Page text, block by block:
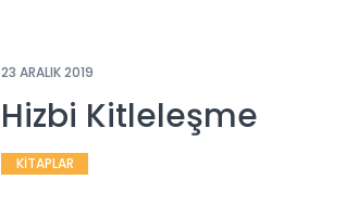
23 ARALIK 2019
Hizbi Kitleleşme
KİTAPLAR